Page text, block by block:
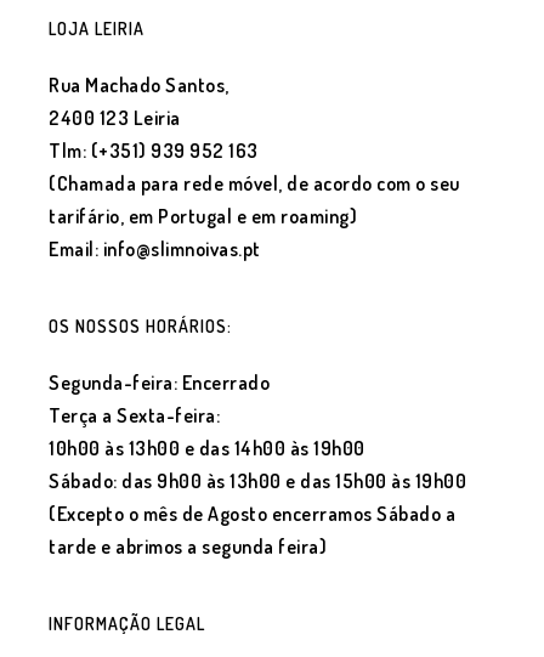
LOJA LEIRIA
Rua Machado Santos,
2400 123 Leiria
Tlm: (+351) 939 952 163
(Chamada para rede móvel, de acordo com o seu
tarifário, em Portugal e em roaming)
Email: info@slimnoivas.pt
OS NOSSOS HORÁRIOS:
Segunda-feira: Encerrado
Terça a Sexta-feira:
10h00 às 13h00 e das 14h00 às 19h00
Sábado: das 9h00 às 13h00 e das 15h00 às 19h00
(Excepto o mês de Agosto encerramos Sábado a
tarde e abrimos a segunda feira)
INFORMAÇÃO LEGAL